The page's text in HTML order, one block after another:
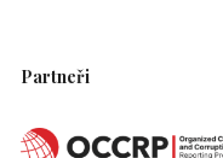
Partneři